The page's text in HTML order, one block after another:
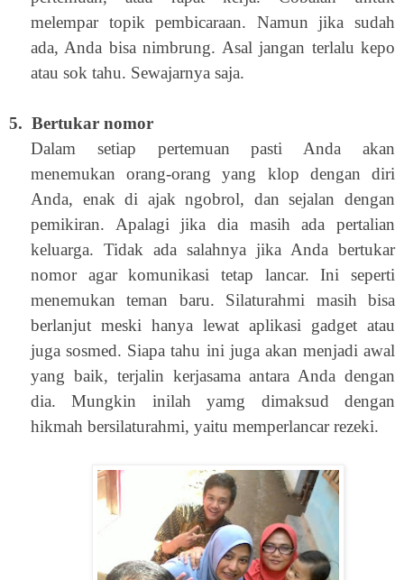
melempar topik pembicaraan. Namun jika sudah
ada, Anda bisa nimbrung. Asal jangan terlalu kepo
atau sok tahu. Sewajarnya saja.
5. Bertukar nomor
Dalam setiap pertemuan pasti Anda akan
menemukan orang-orang yang klop dengan diri
Anda, enak di ajak ngobrol, dan sejalan dengan
pemikiran. Apalagi jika dia masih ada pertalian
keluarga. Tidak ada salahnya jika Anda bertukar
nomor agar komunikasi tetap lancar. Ini seperti
menemukan teman baru. Silaturahmi masih bisa
berlanjut meski hanya lewat aplikasi gadget atau
juga sosmed. Siapa tahu ini juga akan menjadi awal
yang baik, terjalin kerjasama antara Anda dengan
dia. Mungkin inilah yamg dimaksud dengan
hikmah bersilaturahmi, yaitu memperlancar rezeki.